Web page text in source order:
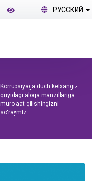
РУССКИЙ
Korrupsiyaga duch kelsangiz
quyidagi aloqa manzillariga
murojaat qilishingizni
so‘raymiz